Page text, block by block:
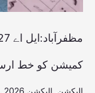
کمیشن کو خط
الیکشن الیکشن 2026
کو